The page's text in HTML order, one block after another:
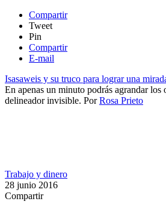
Compartir
Tweet
Pin
Compartir
E-mail
Isasaweis y su truco para lograr una
​En apenas un minuto podrás agrandar los
delineador invisible. PorRosa Prieto
Trabajo y dinero
28 junio 2016
Compartir